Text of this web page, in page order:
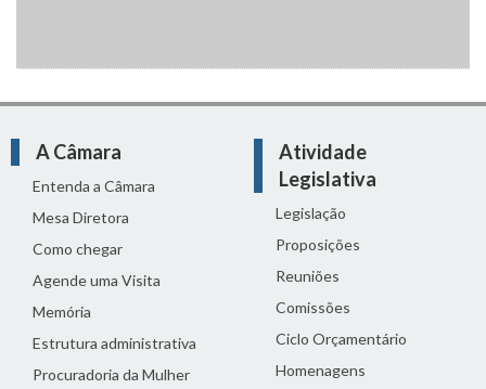
A Câmara
Entenda a Câmara
Mesa Diretora
Como chegar
Agende uma Visita
Memória
Estrutura administrativa
Procuradoria da Mulher
Atividade
Legislativa
Legislação
Proposições
Reuniões
Comissões
Ciclo Orçamentário
Homenagens